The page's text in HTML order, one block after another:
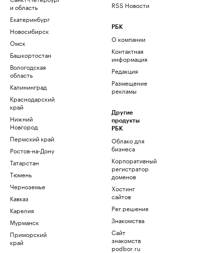
и область
Екатеринбург
Новосибирск
Омск
Башкортостан
Вологодская
область
Калининград
Краснодарский
край
Нижний
Новгород
Пермский край
Ростов-на-Дону
Татарстан
Тюмень
Черноземье
Кавказ
Карелия
Мурманск
Приморский
край
RSS Новости
РБК
О компании
Контактная
информация
Редакция
Размещение
рекламы
Другие
продукты
РБК
Облако для
бизнеса
Корпоративный
регистратор
доменов
Хостинг
сайтов
Рег.решения
Знакомства
Сайт
знакомств
podbor.ru